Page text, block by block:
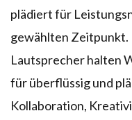
plädiert für
gewählten Zeitpunkt.
Lautsprecher halten
für überflüssig und
Kollaboration,